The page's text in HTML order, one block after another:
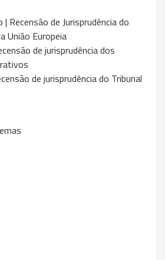
Recensão de Jurisprudência do
União Europeia
de jurisprudência dos
de jurisprudência do Tribunal